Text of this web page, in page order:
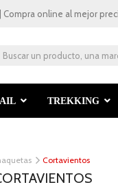
online al mejor
TREKKING
Cortavientos